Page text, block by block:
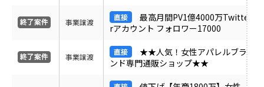
事業譲渡
最高月間PV1億4000万Twitte
rアカウント フォロワー17000
事業譲渡
★★人気！女性アパレルブラ
ンド専門通販ショップ★★